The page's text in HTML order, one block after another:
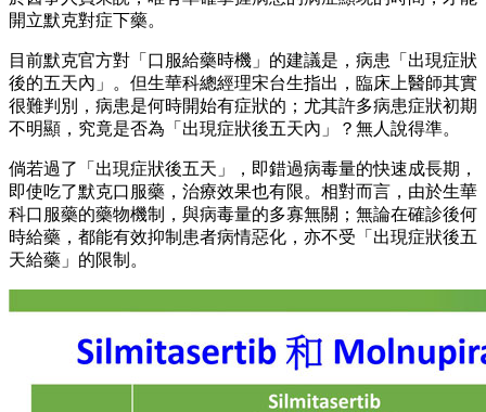
開立默克對症下藥。
目前默克官方對「口服給藥時機」的建議是，病患「出現症狀
後的五天內」。但生華科總經理宋台生指出，臨床上醫師其實
很難判別，病患是何時開始有症狀的；尤其許多病患症狀初期
不明顯，究竟是否為「出現症狀後五天內」？無人說得準。
倘若過了「出現症狀後五天」，即錯過病毒量的快速成長期，
即使吃了默克口服藥，治療效果也有限。相對而言，由於生華
科口服藥的藥物機制，與病毒量的多寡無關；無論在確診後何
時給藥，都能有效抑制患者病情惡化，亦不受「出現症狀後五
天給藥」的限制。